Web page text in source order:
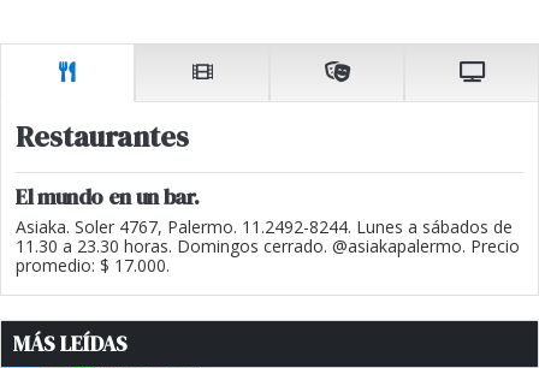
Restaurantes
El mundo en un bar.
Asiaka. Soler 4767, Palermo. 11.2492-8244. Lunes a sábados de
11.30 a 23.30 horas. Domingos cerrado. @asiakapalermo. Precio
promedio: $ 17.000.
MÁS LEÍDAS